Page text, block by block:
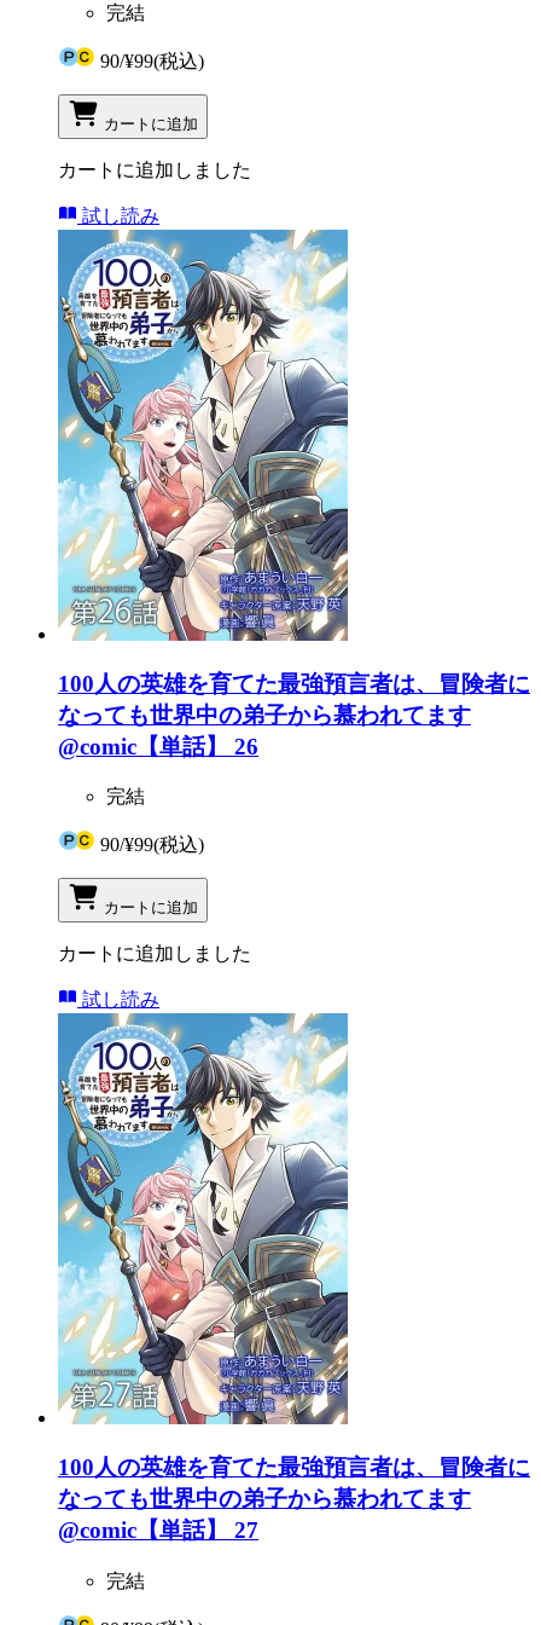
完結
90/¥99(税込)
カートに追加
カートに追加しました
試し読み
100人の英雄を育てた最強預言者は、冒険者に
なっても世界中の弟子から慕われてます
@comic【単話】 26
完結
90/¥99(税込)
カートに追加
カートに追加しました
試し読み
100人の英雄を育てた最強預言者は、冒険者に
なっても世界中の弟子から慕われてます
@comic【単話】 27
完結